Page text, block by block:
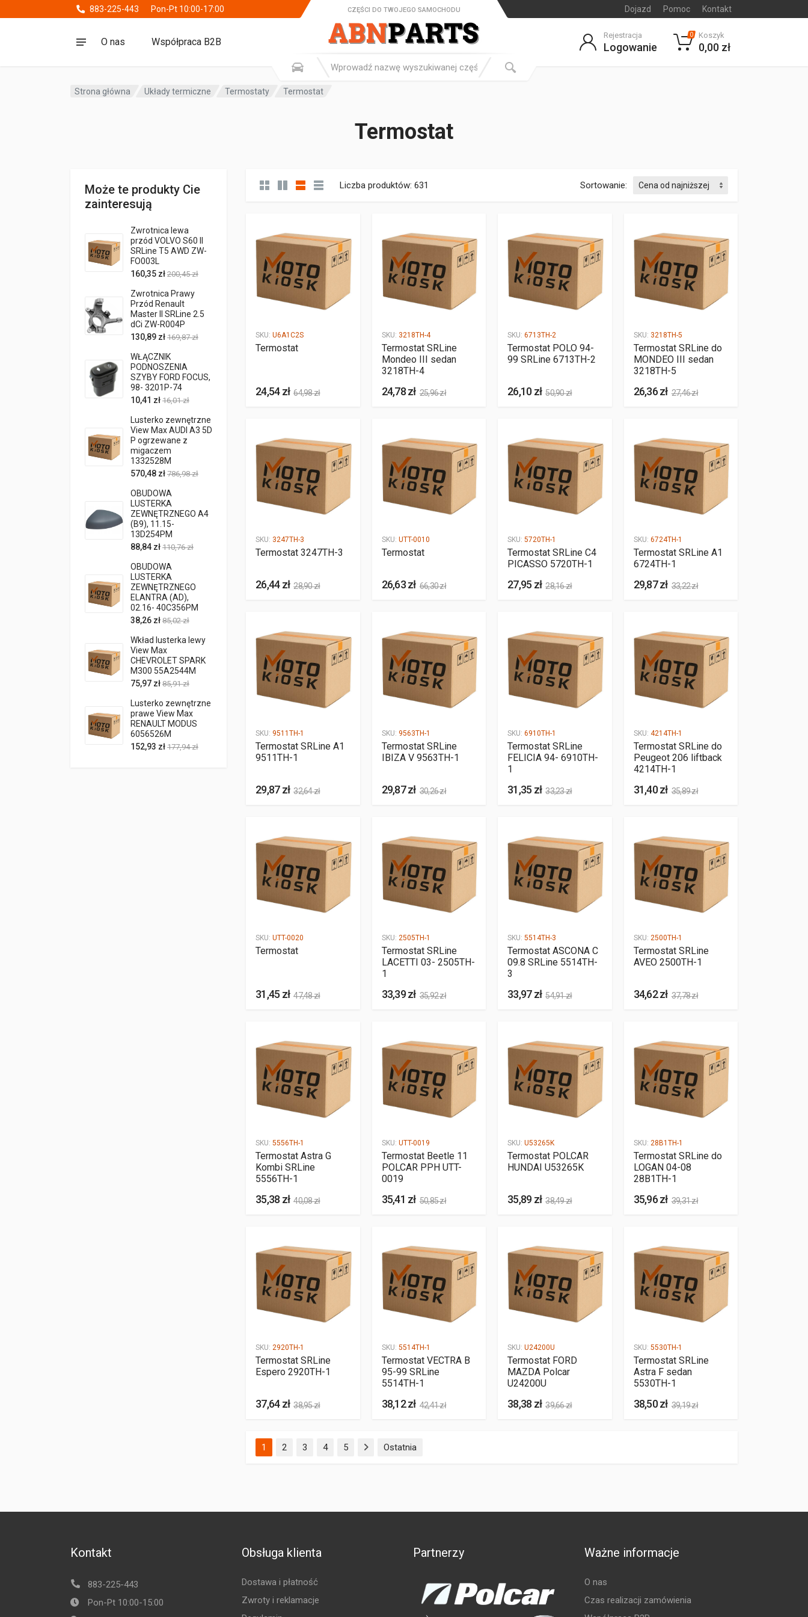
883-225-443 Pon-Pt 10:00-17:00 Dojazd Pomoc Kontakt
O nas Współpraca B2B
CZĘŚCI DO TWOJEGO SAMOCHODU
Rejestracja
Logowanie
0 Koszyk
0,00 zł
Strona główna Układy termiczne Termostaty Termostat
Termostat
Może te produkty Cie
zainteresują
Zwrotnica lewa
przód VOLVO S60 II
SRLine T5 AWD ZW-
FO003L
160,35 zł 200,45 zł
Zwrotnica Prawy
Przód Renault
Master II SRLine 2.5
dCi ZW-R004P
130,89 zł 169,87 zł
WŁĄCZNIK
PODNOSZENIA
SZYBY FORD FOCUS,
98- 3201P-74
10,41 zł 16,01 zł
Lusterko zewnętrzne
View Max AUDI A3 5D
P ogrzewane z
migaczem
1332528M
570,48 zł 786,98 zł
OBUDOWA
LUSTERKA
ZEWNĘTRZNEGO A4
(B9), 11.15-
13D254PM
88,84 zł 110,76 zł
OBUDOWA
LUSTERKA
ZEWNĘTRZNEGO
ELANTRA (AD),
02.16- 40C356PM
38,26 zł 85,02 zł
Wkład lusterka lewy
View Max
CHEVROLET SPARK
M300 55A2544M
75,97 zł 85,91 zł
Lusterko zewnętrzne
prawe View Max
RENAULT MODUS
6056526M
152,93 zł 177,94 zł
Liczba produktów: 631 Sortowanie:
SKU: U6A1C2S
Termostat
24,54 zł 64,98 zł
SKU: 3218TH-4
Termostat SRLine
Mondeo III sedan
3218TH-4
24,78 zł 25,96 zł
SKU: 6713TH-2
Termostat POLO 94-
99 SRLine 6713TH-2
26,10 zł 50,90 zł
SKU: 3218TH-5
Termostat SRLine do
MONDEO III sedan
3218TH-5
26,36 zł 27,46 zł
SKU: 3247TH-3
Termostat 3247TH-3
26,44 zł 28,90 zł
SKU: UTT-0010
Termostat
26,63 zł 66,30 zł
SKU: 5720TH-1
Termostat SRLine C4
PICASSO 5720TH-1
27,95 zł 28,16 zł
SKU: 6724TH-1
Termostat SRLine A1
6724TH-1
29,87 zł 33,22 zł
SKU: 9511TH-1
Termostat SRLine A1
9511TH-1
29,87 zł 32,64 zł
SKU: 9563TH-1
Termostat SRLine
IBIZA V 9563TH-1
29,87 zł 30,26 zł
SKU: 6910TH-1
Termostat SRLine
FELICIA 94- 6910TH-
1
31,35 zł 33,23 zł
SKU: 4214TH-1
Termostat SRLine do
Peugeot 206 liftback
4214TH-1
31,40 zł 35,89 zł
SKU: UTT-0020
Termostat
31,45 zł 47,48 zł
SKU: 2505TH-1
Termostat SRLine
LACETTI 03- 2505TH-
1
33,39 zł 35,92 zł
SKU: 5514TH-3
Termostat ASCONA C
09.8 SRLine 5514TH-
3
33,97 zł 54,91 zł
SKU: 2500TH-1
Termostat SRLine
AVEO 2500TH-1
34,62 zł 37,78 zł
SKU: 5556TH-1
Termostat Astra G
Kombi SRLine
5556TH-1
35,38 zł 40,08 zł
SKU: UTT-0019
Termostat Beetle 11
POLCAR PPH UTT-
0019
35,41 zł 50,85 zł
SKU: U53265K
Termostat POLCAR
HUNDAI U53265K
35,89 zł 38,49 zł
SKU: 28B1TH-1
Termostat SRLine do
LOGAN 04-08
28B1TH-1
35,96 zł 39,31 zł
SKU: 2920TH-1
Termostat SRLine
Espero 2920TH-1
37,64 zł 38,95 zł
SKU: 5514TH-1
Termostat VECTRA B
95-99 SRLine
5514TH-1
38,12 zł 42,41 zł
SKU: U24200U
Termostat FORD
MAZDA Polcar
U24200U
38,38 zł 39,66 zł
SKU: 5530TH-1
Termostat SRLine
Astra F sedan
5530TH-1
38,50 zł 39,19 zł
1 (aktualna)
2 3 4 5 Ostatnia
Kontakt
883-225-443
Pon-Pt 10:00-15:00
Obsługa klienta
Dostawa i płatność
Zwroty i reklamacje
Partnerzy Ważne informacje
O nas
Czas realizacji zamówienia